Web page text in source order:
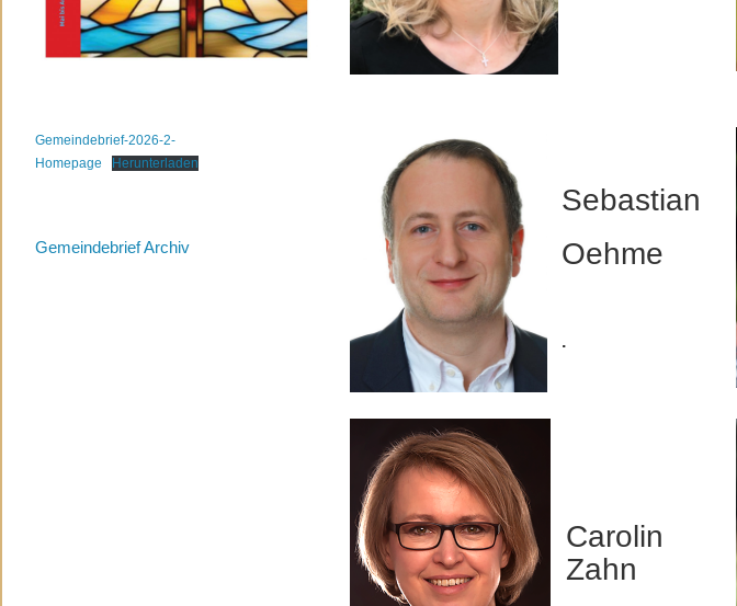
Sebastian
Oehme
.
Carolin
Zahn
Gemeindebrief-2026-2-
Homepage
Herunterladen
Gemeindebrief Archiv